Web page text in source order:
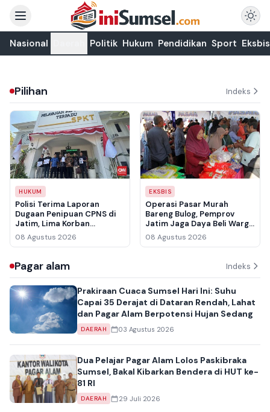
Nasional Politik Hukum Pendidikan Sport Eksbis
Pilihan Indeks
HUKUM
Polisi Terima Laporan
Dugaan Penipuan CPNS di
Jatim, Lima Korban
Pertama Rugi Rp3,5 Miliar
08 Agustus 2026
EKSBIS
Operasi Pasar Murah
Bareng Bulog, Pemprov
Jatim Jaga Daya Beli Warga
Sidoarjo
08 Agustus 2026
Pagar alam Indeks
Prakiraan Cuaca Sumsel Hari Ini: Suhu
Capai 35 Derajat di Dataran Rendah, Lahat
dan Pagar Alam Berpotensi Hujan Sedang
DAERAH 03 Agustus 2026
Dua Pelajar Pagar Alam Lolos Paskibraka
Sumsel, Bakal Kibarkan Bendera di HUT ke-
81 RI
DAERAH 29 Juli 2026